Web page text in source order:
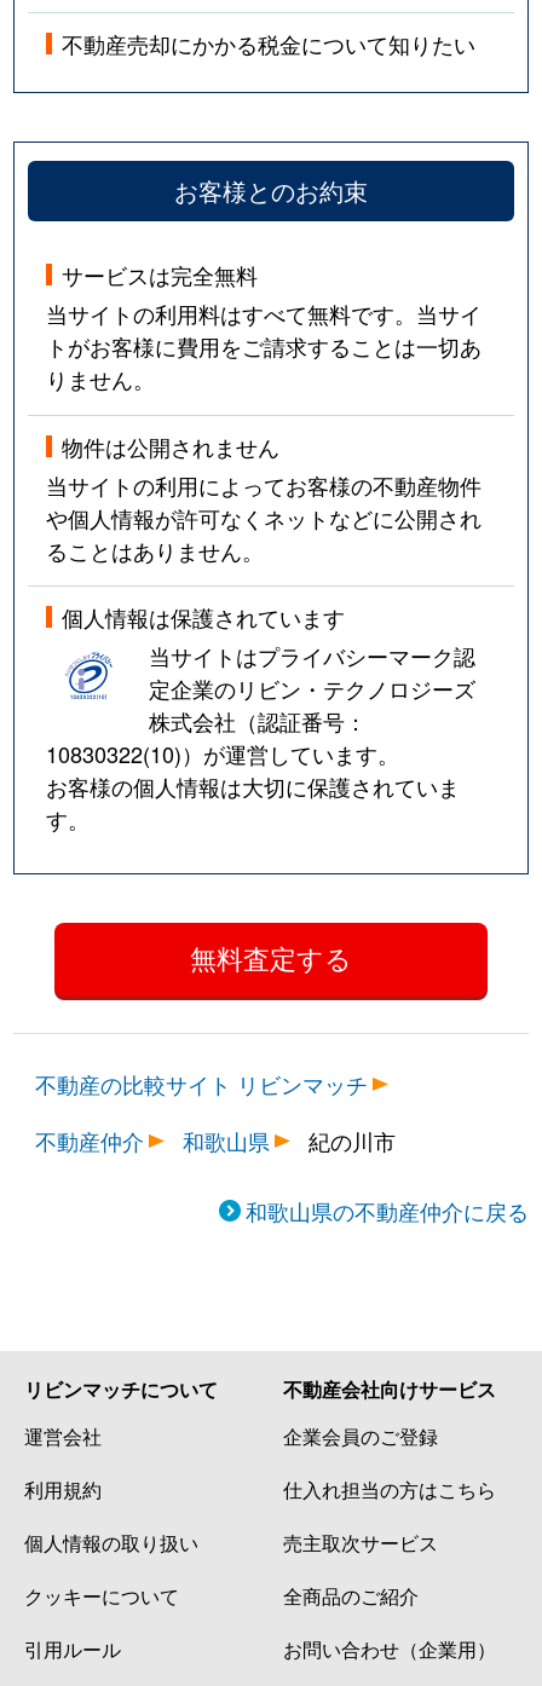
不動産売却にかかる税金について知りたい
お客様とのお約束
サービスは完全無料
当サイトの利用料はすべて無料です。当サイ
トがお客様に費用をご請求することは一切あ
りません。
物件は公開されません
当サイトの利用によってお客様の不動産物件
や個人情報が許可なくネットなどに公開され
ることはありません。
個人情報は保護されています
当サイトはプライバシーマーク認
定企業のリビン・テクノロジーズ
株式会社（認証番号：
10830322(10)）が運営しています。
お客様の個人情報は大切に保護されていま
す。
不動産の比較サイト リビンマッチ
不動産仲介
和歌山県 紀の川市
和歌山県の不動産仲介に戻る
リビンマッチについて
運営会社
利用規約
個人情報の取り扱い
クッキーについて
引用ルール
不動産会社向けサービス
企業会員のご登録
仕入れ担当の方はこちら
売主取次サービス
全商品のご紹介
お問い合わせ（企業用）